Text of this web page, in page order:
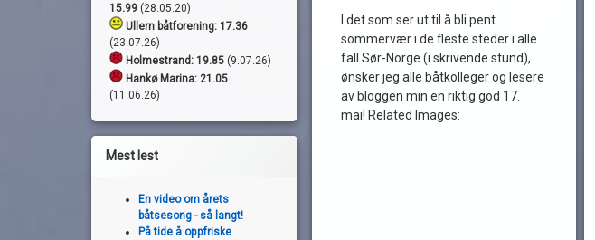
I det som ser ut til å bli pent
sommervær i de fleste steder i alle
fall Sør-Norge (i skrivende stund),
ønsker jeg alle båtkolleger og lesere
av bloggen min en riktig god 17.
mai! Related Images:
15.99 (28.05.20)
Ullern båtforening: 17.36
(23.07.26)
Holmestrand: 19.85(9.07.26)
Hankø Marina: 21.05
(11.06.26)
Mest lest
En video om årets
båtsesong - så langt!
På tide å oppfriske